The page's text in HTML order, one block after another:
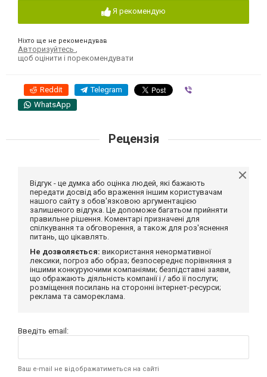
Я рекомендую
Ніхто ще не рекомендував
Авторизуйтесь ,
щоб оцінити і порекомендувати
Reddit Telegram
WhatsApp
Рецензія
Відгук - це думка або оцінка людей, які бажають
передати досвід або враження іншим користувачам
нашого сайту з обов'язковою аргументацією
залишеного відгука. Це допоможе багатьом прийняти
правильне рішення. Коментарі призначені для
спілкування та обговорення, а також для роз'яснення
питань, що цікавлять.
Не дозволяється: використання ненормативної
лексики, погроз або образ; безпосереднє порівняння з
іншими конкуруючими компаніями; безпідставні заяви,
що ображають діяльність компанії і / або її послуги;
розміщення посилань на сторонні інтернет-ресурси;
реклама та самореклама.
Введіть email:
Ваш e-mail не відображатиметься на сайті